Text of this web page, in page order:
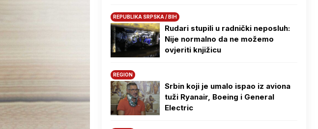
REPUBLIKA SRPSKA / BIH
Rudari stupili u radnički neposluh:
Nije normalno da ne možemo
ovjeriti knjižicu
REGION
Srbin koji je umalo ispao iz aviona
tuži Ryanair, Boeing i General
Electric